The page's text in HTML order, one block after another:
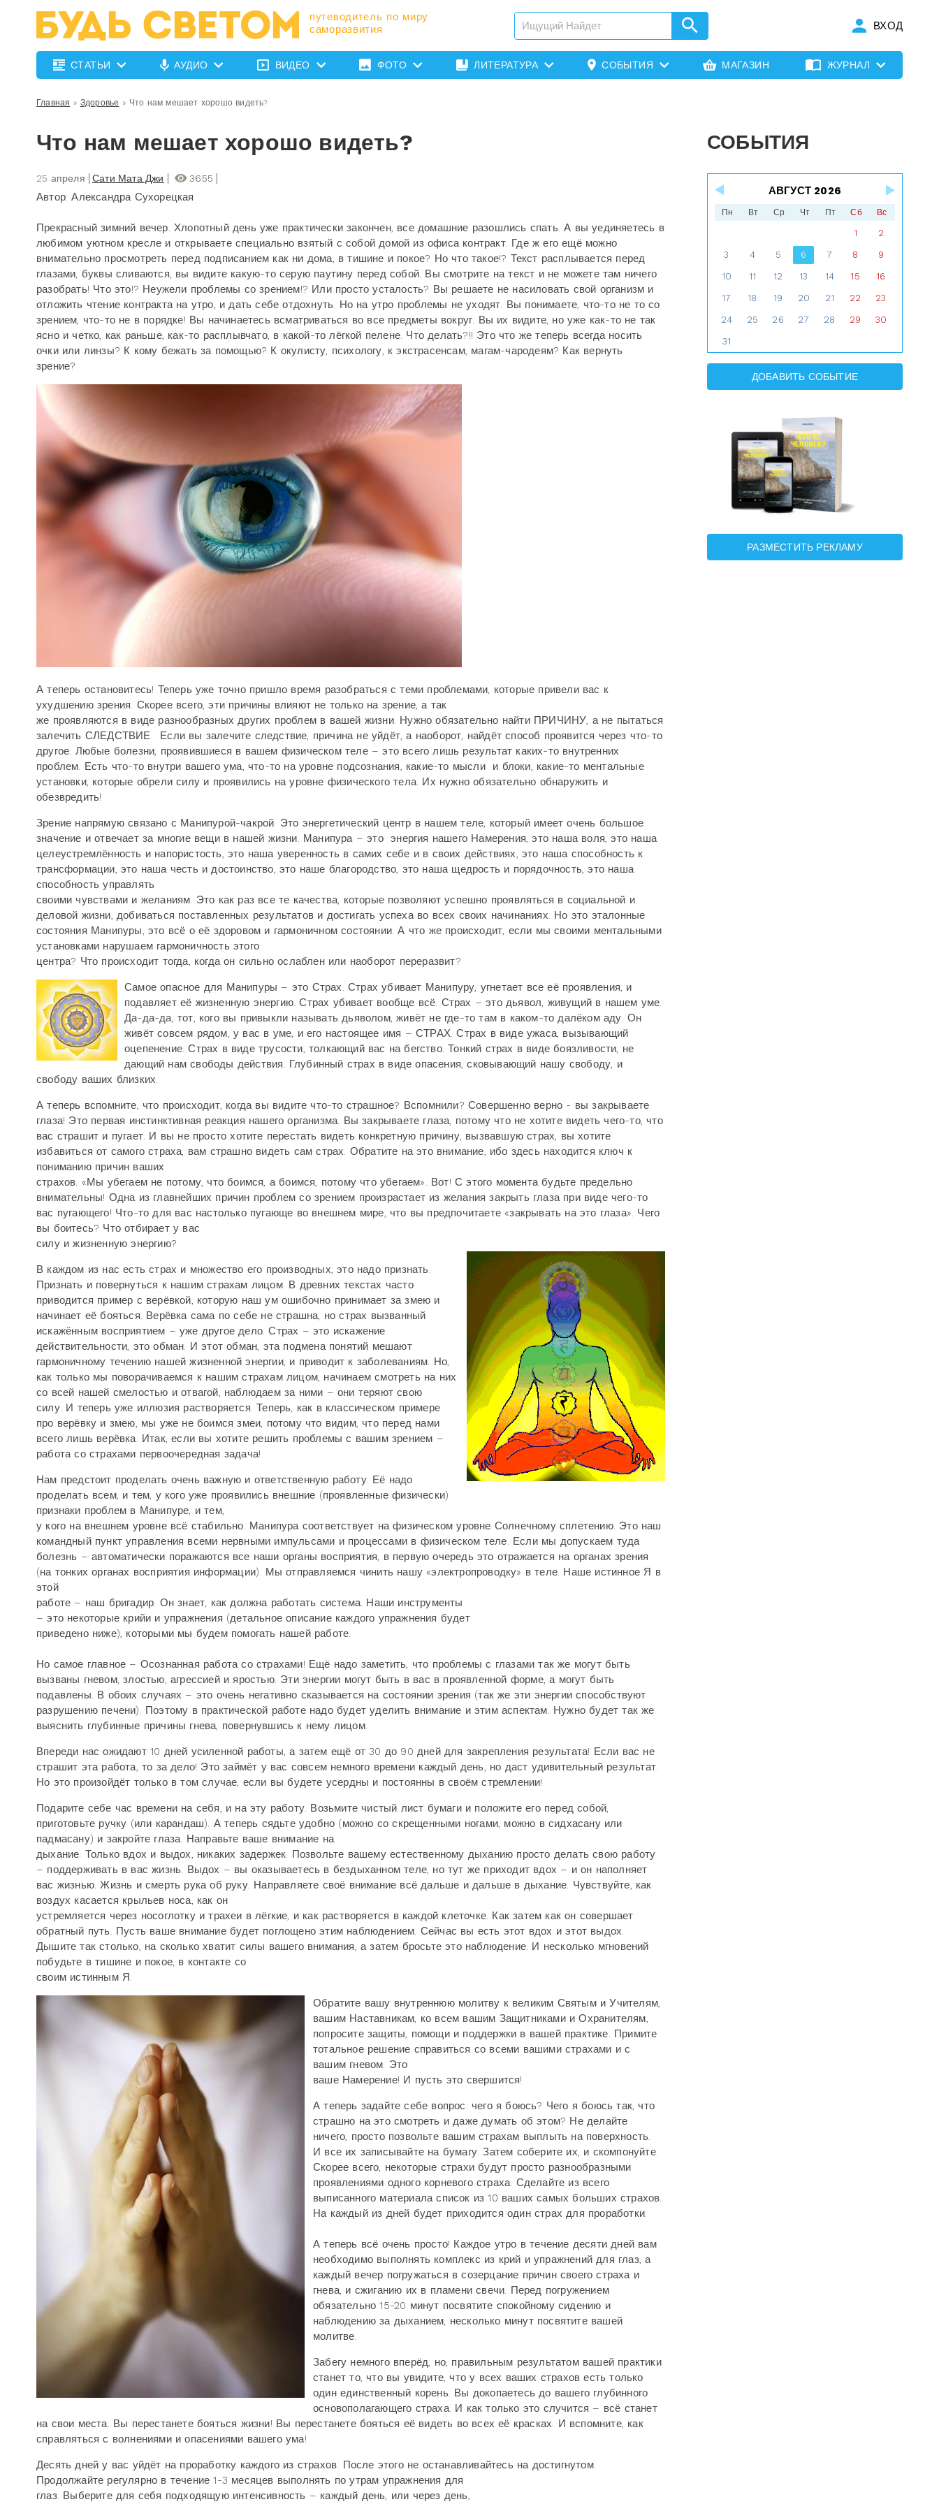
путеводитель по миру
саморазвития
ВХОД
СТАТЬИ АУДИО ВИДЕО ФОТО ЛИТЕРАТУРА СОБЫТИЯ МАГАЗИН ЖУРНАЛ
Главная » Здоровье » Что нам мешает хорошо видеть?
Что нам мешает хорошо видеть?
25 апреля Сати Мата Джи 3655
Автор: Александра Сухорецкая
Прекрасный зимний вечер. Хлопотный день уже практически закончен, все домашние разошлись спать. А вы уединяетесь в
любимом уютном кресле и открываете специально взятый с собой домой из офиса контракт. Где ж его ещё можно
внимательно просмотреть перед подписанием как ни дома, в тишине и покое? Но что такое!? Текст расплывается перед
глазами, буквы сливаются, вы видите какую-то серую паутину перед собой. Вы смотрите на текст и не можете там ничего
разобрать! Что это!? Неужели проблемы со зрением!? Или просто усталость? Вы решаете не насиловать свой организм и
отложить чтение контракта на утро, и дать себе отдохнуть. Но на утро проблемы не уходят. Вы понимаете, что-то не то со
зрением, что-то не в порядке! Вы начинаетесь всматриваться во все предметы вокруг. Вы их видите, но уже как-то не так
ясно и четко, как раньше, как-то расплывчато, в какой-то лёгкой пелене. Что делать?!! Это что же теперь всегда носить
очки или линзы? К кому бежать за помощью? К окулисту, психологу, к экстрасенсам, магам-чародеям? Как вернуть
зрение?
А теперь остановитесь! Теперь уже точно пришло время разобраться с теми проблемами, которые привели вас к
ухудшению зрения. Скорее всего, эти причины влияют не только на зрение, а так
же проявляются в виде разнообразных других проблем в вашей жизни. Нужно обязательно найти ПРИЧИНУ, а не пытаться
залечить СЛЕДСТВИЕ. Если вы залечите следствие, причина не уйдёт, а наоборот, найдёт способ проявится через что-то
другое. Любые болезни, проявившиеся в вашем физическом теле – это всего лишь результат каких-то внутренних
проблем. Есть что-то внутри вашего ума, что-то на уровне подсознания, какие-то мысли и блоки, какие-то ментальные
установки, которые обрели силу и проявились на уровне физического тела. Их нужно обязательно обнаружить и
обезвредить!
Зрение напрямую связано с Манипурой-чакрой. Это энергетический центр в нашем теле, который имеет очень большое
значение и отвечает за многие вещи в нашей жизни. Манипура – это энергия нашего Намерения, это наша воля, это наша
целеустремлённость и напористость, это наша уверенность в самих себе и в своих действиях, это наша способность к
трансформации, это наша честь и достоинство, это наше благородство, это наша щедрость и порядочность, это наша
способность управлять
своими чувствами и желаниям. Это как раз все те качества, которые позволяют успешно проявляться в социальной и
деловой жизни, добиваться поставленных результатов и достигать успеха во всех своих начинаниях. Но это эталонные
состояния Манипуры, это всё о её здоровом и гармоничном состоянии. А что же происходит, если мы своими ментальными
установками нарушаем гармоничность этого
центра? Что происходит тогда, когда он сильно ослаблен или наоборот переразвит?
Самое опасное для Манипуры – это Страх. Страх убивает Манипуру, угнетает все её проявления, и
подавляет её жизненную энергию. Страх убивает вообще всё. Страх – это дьявол, живущий в нашем уме.
Да-да-да, тот, кого вы привыкли называть дьяволом, живёт не где-то там в каком-то далёком аду. Он
живёт совсем рядом, у вас в уме, и его настоящее имя – СТРАХ. Страх в виде ужаса, вызывающий
оцепенение. Страх в виде трусости, толкающий вас на бегство. Тонкий страх в виде боязливости, не
дающий нам свободы действия. Глубинный страх в виде опасения, сковывающий нашу свободу, и
свободу ваших близких.
А теперь вспомните, что происходит, когда вы видите что-то страшное? Вспомнили? Совершенно верно - вы закрываете
глаза! Это первая инстинктивная реакция нашего организма. Вы закрываете глаза, потому что не хотите видеть чего-то, что
вас страшит и пугает. И вы не просто хотите перестать видеть конкретную причину, вызвавшую страх, вы хотите
избавиться от самого страха, вам страшно видеть сам страх. Обратите на это внимание, ибо здесь находится ключ к
пониманию причин ваших
страхов. «Мы убегаем не потому, что боимся, а боимся, потому что убегаем». Вот! С этого момента будьте предельно
внимательны! Одна из главнейших причин проблем со зрением произрастает из желания закрыть глаза при виде чего-то
вас пугающего! Что-то для вас настолько пугающе во внешнем мире, что вы предпочитаете «закрывать на это глаза». Чего
вы боитесь? Что отбирает у вас
силу и жизненную энергию?
В каждом из нас есть страх и множество его производных, это надо признать.
Признать и повернуться к нашим страхам лицом. В древних текстах часто
приводится пример с верёвкой, которую наш ум ошибочно принимает за змею и
начинает её бояться. Верёвка сама по себе не страшна, но страх вызванный
искажённым восприятием – уже другое дело. Страх – это искажение
действительности, это обман. И этот обман, эта подмена понятий мешают
гармоничному течению нашей жизненной энергии, и приводит к заболеваниям. Но,
как только мы поворачиваемся к нашим страхам лицом, начинаем смотреть на них
со всей нашей смелостью и отвагой, наблюдаем за ними – они теряют свою
силу. И теперь уже иллюзия растворяется. Теперь, как в классическом примере
про верёвку и змею, мы уже не боимся змеи, потому что видим, что перед нами
всего лишь верёвка. Итак, если вы хотите решить проблемы с вашим зрением –
работа со страхами первоочередная задача!
Нам предстоит проделать очень важную и ответственную работу. Её надо
проделать всем, и тем, у кого уже проявились внешние (проявленные физически)
признаки проблем в Манипуре, и тем,
у кого на внешнем уровне всё стабильно. Манипура соответствует на физическом уровне Солнечному сплетению. Это наш
командный пункт управления всеми нервными импульсами и процессами в физическом теле. Если мы допускаем туда
болезнь – автоматически поражаются все наши органы восприятия, в первую очередь это отражается на органах зрения
(на тонких органах восприятия информации). Мы отправляемся чинить нашу «электропроводку» в теле. Наше истинное Я в
этой
работе – наш бригадир. Он знает, как должна работать система. Наши инструменты
– это некоторые крийи и упражнения (детальное описание каждого упражнения будет
приведено ниже), которыми мы будем помогать нашей работе.
Но самое главное – Осознанная работа со страхами! Ещё надо заметить, что проблемы с глазами так же могут быть
вызваны гневом, злостью, агрессией и яростью. Эти энергии могут быть в вас в проявленной форме, а могут быть
подавлены. В обоих случаях – это очень негативно сказывается на состоянии зрения (так же эти энергии способствуют
разрушению печени). Поэтому в практической работе надо будет уделить внимание и этим аспектам. Нужно будет так же
выяснить глубинные причины гнева, повернувшись к нему лицом.
Впереди нас ожидают 10 дней усиленной работы, а затем ещё от 30 до 90 дней для закрепления результата! Если вас не
страшит эта работа, то за дело! Это займёт у вас совсем немного времени каждый день, но даст удивительный результат.
Но это произойдёт только в том случае, если вы будете усердны и постоянны в своём стремлении!
Подарите себе час времени на себя, и на эту работу. Возьмите чистый лист бумаги и положите его перед собой,
приготовьте ручку (или карандаш). А теперь сядьте удобно (можно со скрещенными ногами, можно в сидхасану или
падмасану) и закройте глаза. Направьте ваше внимание на
дыхание. Только вдох и выдох, никаких задержек. Позвольте вашему естественному дыханию просто делать свою работу
– поддерживать в вас жизнь. Выдох – вы оказываетесь в бездыханном теле, но тут же приходит вдох – и он наполняет
вас жизнью. Жизнь и смерть рука об руку. Направляете своё внимание всё дальше и дальше в дыхание. Чувствуйте, как
воздух касается крыльев носа, как он
устремляется через носоглотку и трахеи в лёгкие, и как растворяется в каждой клеточке. Как затем как он совершает
обратный путь. Пусть ваше внимание будет поглощено этим наблюдением. Сейчас вы есть этот вдох и этот выдох.
Дышите так столько, на сколько хватит силы вашего внимания, а затем бросьте это наблюдение. И несколько мгновений
побудьте в тишине и покое, в контакте со
своим истинным Я.
Обратите вашу внутреннюю молитву к великим Святым и Учителям,
вашим Наставникам, ко всем вашим Защитниками и Охранителям,
попросите защиты, помощи и поддержки в вашей практике. Примите
тотальное решение справиться со всеми вашими страхами и с
вашим гневом. Это
ваше Намерение! И пусть это свершится!
А теперь задайте себе вопрос: чего я боюсь? Чего я боюсь так, что
страшно на это смотреть и даже думать об этом? Не делайте
ничего, просто позвольте вашим страхам выплыть на поверхность.
И все их записывайте на бумагу. Затем соберите их, и скомпонуйте.
Скорее всего, некоторые страхи будут просто разнообразными
проявлениями одного корневого страха. Сделайте из всего
выписанного материала список из 10 ваших самых больших страхов.
На каждый из дней будет приходится один страх для проработки.
А теперь всё очень просто! Каждое утро в течение десяти дней вам
необходимо выполнять комплекс из крий и упражнений для глаз, а
каждый вечер погружаться в созерцание причин своего страха и
гнева, и сжиганию их в пламени свечи. Перед погружением
обязательно 15-20 минут посвятите спокойному сидению и
наблюдению за дыханием, несколько минут посвятите вашей
молитве.
Забегу немного вперёд, но, правильным результатом вашей практики
станет то, что вы увидите, что у всех ваших страхов есть только
один единственный корень. Вы докопаетесь до вашего глубинного
основополагающего страха. И как только это случится – всё станет
на свои места. Вы перестанете бояться жизни! Вы перестанете бояться её видеть во всех её красках. И вспомните, как
справляться с волнениями и опасениями вашего ума!
Десять дней у вас уйдёт на проработку каждого из страхов. После этого не останавливайтесь на достигнутом.
Продолжайте регулярно в течение 1-3 месяцев выполнять по утрам упражнения для
глаз. Выберите для себя подходящую интенсивность – каждый день, или через день,
СОБЫТИЯ
АВГУСТ 2026
Пн Вт Ср Чт Пт Сб Вс
1 2
3 4 5 6 7 8 9
10 11 12 13 14 15 16
17 18 19 20 21 22 23
24 25 26 27 28 29 30
31
ДОБАВИТЬ СОБЫТИЕ
РАЗМЕСТИТЬ РЕКЛАМУ